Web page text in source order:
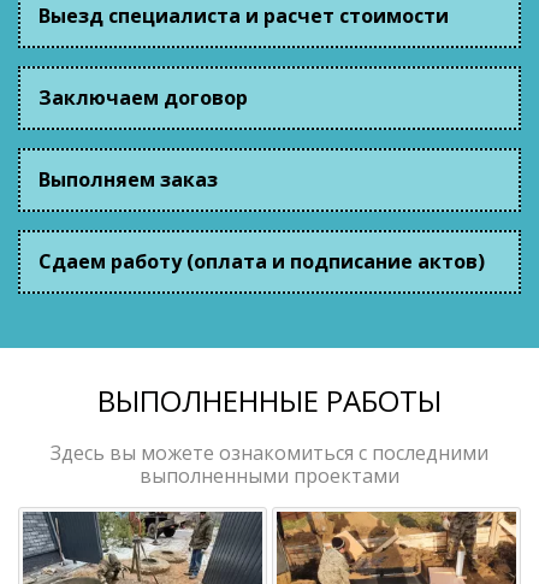
Выезд специалиста и расчет стоимости
Заключаем договор
Выполняем заказ
Сдаем работу (оплата и подписание актов)
ВЫПОЛНЕННЫЕ РАБОТЫ
Здесь вы можете ознакомиться с последними
выполненными проектами